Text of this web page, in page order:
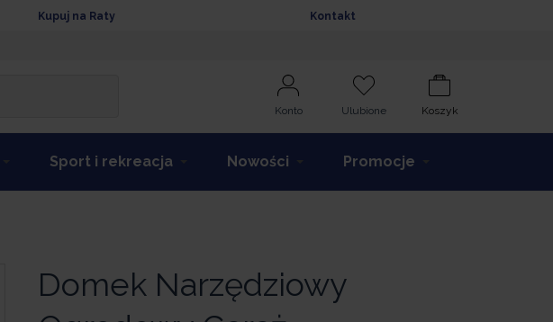
Kupuj na Raty Kontakt
Konto Ulubione Koszyk
Sport i rekreacja Nowości Promocje
Domek Narzędziowy